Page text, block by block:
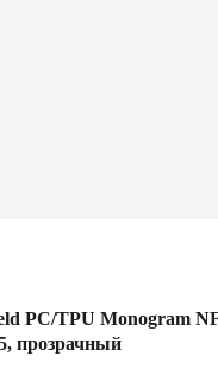
PC/TPU Monogram
прозрачный